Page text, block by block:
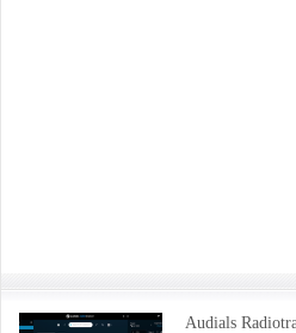
Audials